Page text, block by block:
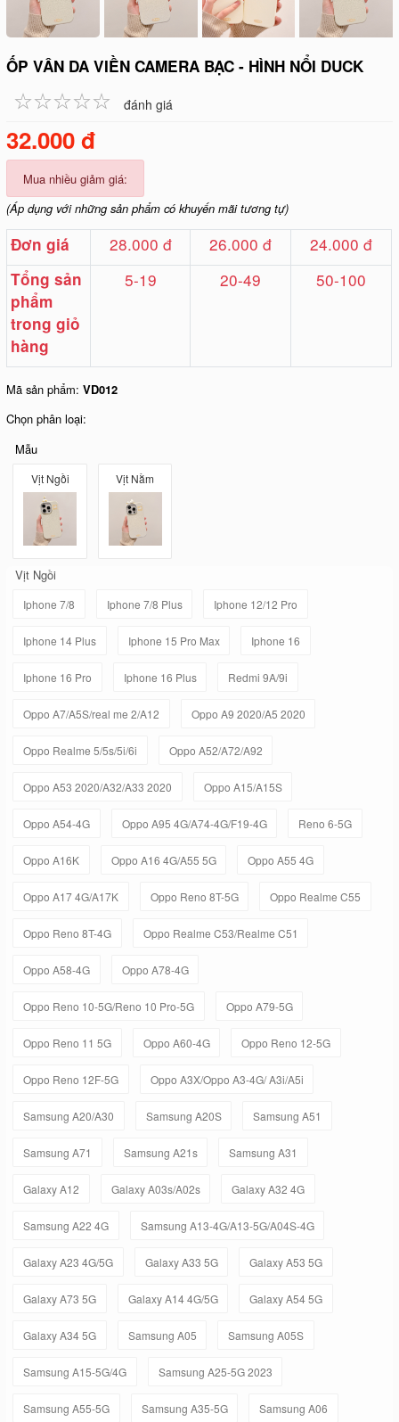
ỐP VÂN DA VIỀN CAMERA BẠC - HÌNH NỔI DUCK
☆☆☆☆☆
★★★★★ đánh giá
32.000 đ
Mua nhiều giảm giá:
(Áp dụng với những sản phẩm có khuyến mãi tương tự)
Đơn giá 28.000 đ 26.000 đ 24.000 đ
Tổng sản
phẩm
trong giỏ
hàng
5-19 20-49 50-100
Mã sản phẩm:VD012
Chọn phân loại:
Mẫu
Vịt Ngồi Vịt Nằm
Vịt Ngồi
Iphone 7/8 Iphone 7/8 Plus Iphone 12/12 Pro
Iphone 14 Plus Iphone 15 Pro Max Iphone 16
Iphone 16 Pro Iphone 16 Plus Redmi 9A/9i
Oppo A7/A5S/real me 2/A12 Oppo A9 2020/A5 2020
Oppo Realme 5/5s/5i/6i Oppo A52/A72/A92
Oppo A53 2020/A32/A33 2020 Oppo A15/A15S
Oppo A54-4G Oppo A95 4G/A74-4G/F19-4G Reno 6-5G
Oppo A16K Oppo A16 4G/A55 5G Oppo A55 4G
Oppo A17 4G/A17K Oppo Reno 8T-5G Oppo Realme C55
Oppo Reno 8T-4G Oppo Realme C53/Realme C51
Oppo A58-4G Oppo A78-4G
Oppo Reno 10-5G/Reno 10 Pro-5G Oppo A79-5G
Oppo Reno 11 5G Oppo A60-4G Oppo Reno 12-5G
Oppo Reno 12F-5G Oppo A3X/Oppo A3-4G/ A3i/A5i
Samsung A20/A30 Samsung A20S Samsung A51
Samsung A71 Samsung A21s Samsung A31
Galaxy A12 Galaxy A03s/A02s Galaxy A32 4G
Samsung A22 4G Samsung A13-4G/A13-5G/A04S-4G
Galaxy A23 4G/5G Galaxy A33 5G Galaxy A53 5G
Galaxy A73 5G Galaxy A14 4G/5G Galaxy A54 5G
Galaxy A34 5G Samsung A05 Samsung A05S
Samsung A15-5G/4G Samsung A25-5G 2023
Samsung A55-5G Samsung A35-5G Samsung A06